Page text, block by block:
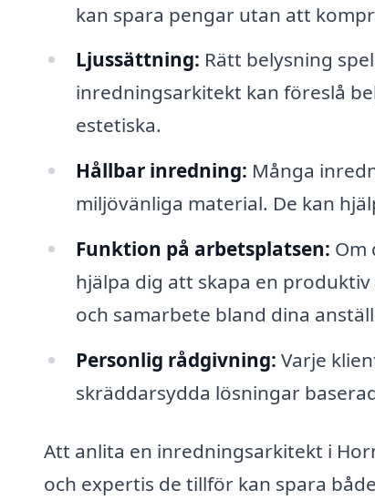
kan spara pengar utan att
Ljussättning: Rätt belysning
inredningsarkitekt kan föreslå
estetiska.
Hållbar inredning: Många
miljövänliga material. De kan
Funktion på arbetsplatsen: Om
hjälpa dig att skapa en
och samarbete bland dina
Personlig rådgivning: Varje
skräddarsydda lösningar
Att anlita en inredningsarkitekt i
och expertis de tillför kan spara